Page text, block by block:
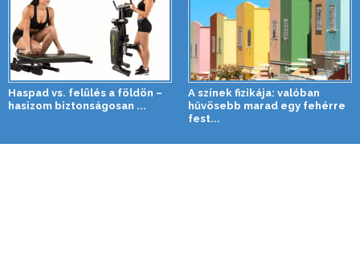
Haspad vs. felülés a földön –
hasizom biztonságosan ...
A színek fizikája: valóban
hűvösebb marad egy fehérre
fest...